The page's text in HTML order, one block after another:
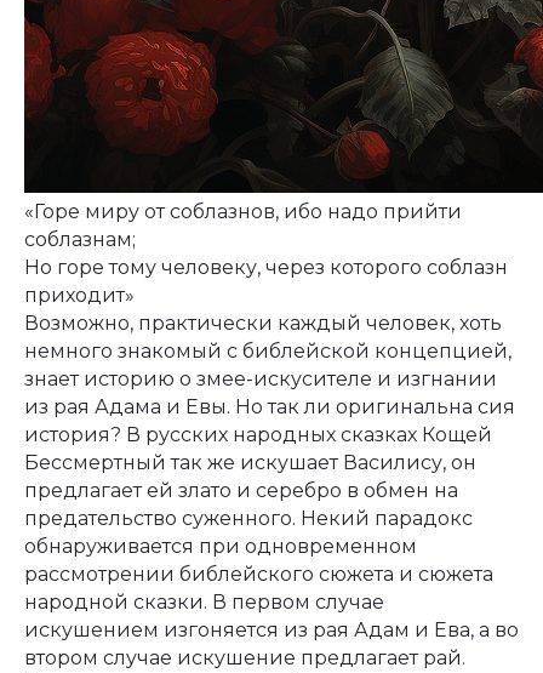
«Горе миру от соблазнов, ибо надо прийти
соблазнам;
Но горе тому человеку, через которого соблазн
приходит»
Возможно, практически каждый человек, хоть
немного знакомый с библейской концепцией,
знает историю о змее-искусителе и изгнании
из рая Адама и Евы. Но так ли оригинальна сия
история? В русских народных сказках Кощей
Бессмертный так же искушает Василису, он
предлагает ей злато и серебро в обмен на
предательство суженного. Некий парадокс
обнаруживается при одновременном
рассмотрении библейского сюжета и сюжета
народной сказки. В первом случае
искушением изгоняется из рая Адам и Ева, а во
втором случае искушение предлагает рай.